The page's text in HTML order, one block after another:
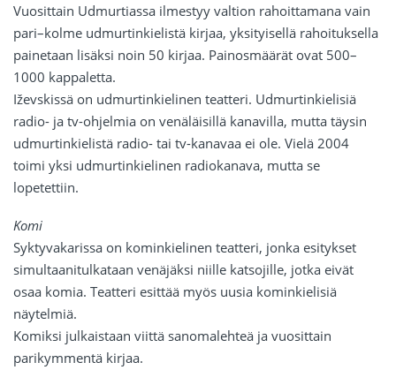
Vuosittain Udmurtiassa ilmestyy valtion rahoittamana vain
pari–kolme udmurtinkielistä kirjaa, yksityisellä rahoituksella
painetaan lisäksi noin 50 kirjaa. Painosmäärät ovat 500–
1000 kappaletta.
Iževskissä on udmurtinkielinen teatteri. Udmurtinkielisiä
radio- ja tv-ohjelmia on venäläisillä kanavilla, mutta täysin
udmurtinkielistä radio- tai tv-kanavaa ei ole. Vielä 2004
toimi yksi udmurtinkielinen radiokanava, mutta se
lopetettiin.
Komi
Syktyvakarissa on kominkielinen teatteri, jonka esitykset
simultaanitulkataan venäjäksi niille katsojille, jotka eivät
osaa komia. Teatteri esittää myös uusia kominkielisiä
näytelmiä.
Komiksi julkaistaan viittä sanomalehteä ja vuosittain
parikymmentä kirjaa.